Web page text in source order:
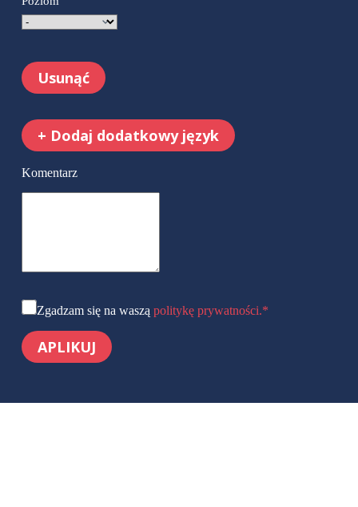
Usunąć
+ Dodaj dodatkowy język
Komentarz
Zgadzam się na waszą politykę prywatności.*
APLIKUJ